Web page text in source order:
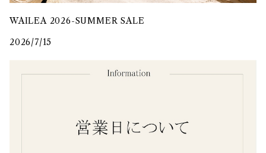
WAILEA 2026-SUMMER SALE
2026/7/15